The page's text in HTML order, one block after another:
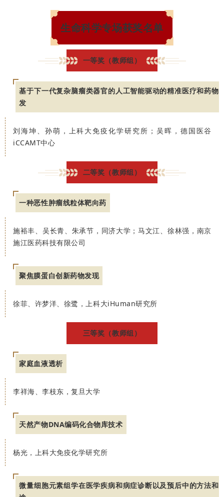
生命科学专场获奖名单
一等奖（教师组）
基于下一代复杂脑瘤类器官的人工智能驱动的精准医疗和药物
发
刘海坤、孙萌，上科大免疫化学研究所；吴晖，德国医谷
iCCAMT中心
二等奖（教师组）
一种恶性肿瘤线粒体靶向药
施裕丰、吴长青、朱承节，同济大学；马文江、徐林强，南京
施江医药科技有限公司
聚焦膜蛋白创新药物发现
徐菲、许梦洋、徐鹭，上科大iHuman研究所
三等奖（教师组）
家庭血液透析
李祥海、李枝东，复旦大学
天然产物DNA编码化合物库技术
杨光，上科大免疫化学研究所
微量细胞元素组学在医学疾病和病症诊断以及预后中的方法和